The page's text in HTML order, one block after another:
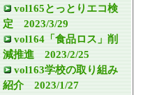
vol165とっとりエコ検
定 2023/3/29
vol164「食品ロス」削
減推進 2023/2/25
vol163学校の取り組み
紹介 2023/1/27